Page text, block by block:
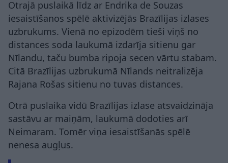
Otrajā puslaikā līdz ar Endrika de Souzas
iesaistīšanos spēlē aktivizējās Brazīlijas izlases
uzbrukums. Vienā no epizodēm tieši viņš no
distances soda laukumā izdarīja sitienu gar
Nīlandu, taču bumba ripoja secen vārtu stabam.
Citā Brazīlijas uzbrukumā Nīlands neitralizēja
Rajana Rošas sitienu no tuvas distances.
Otrā puslaika vidū Brazīlijas izlase atsvaidzināja
sastāvu ar maiņām, laukumā dodoties arī
Neimaram. Tomēr viņa iesaistīšanās spēlē
nenesa augļus.